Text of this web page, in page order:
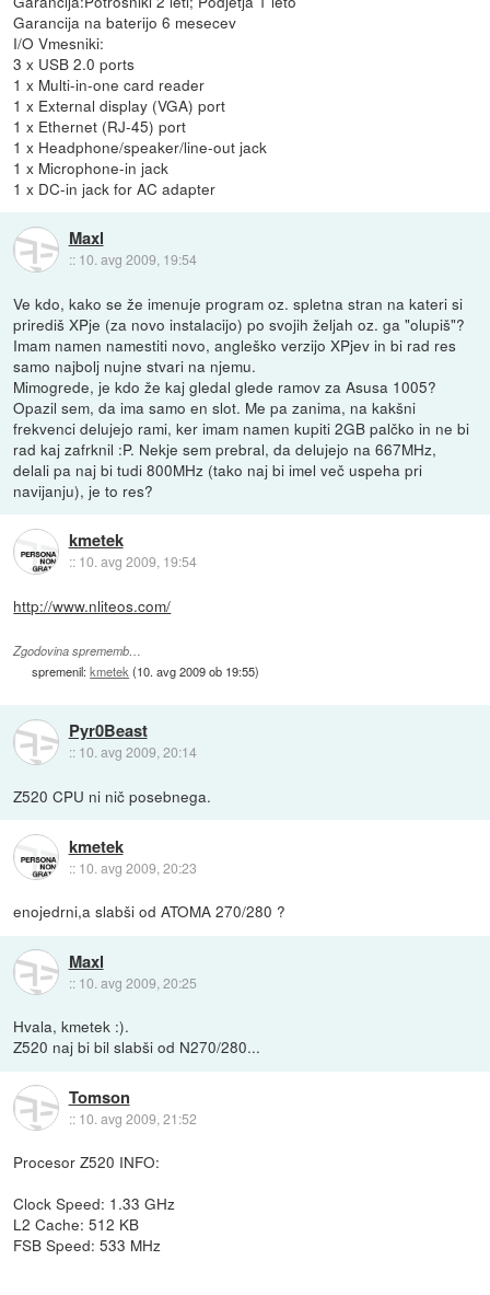
Garancija na baterijo 6 mesecev
I/O Vmesniki:
3 x USB 2.0 ports
1 x Multi-in-one card reader
1 x External display (VGA) port
1 x Ethernet (RJ-45) port
1 x Headphone/speaker/line-out jack
1 x Microphone-in jack
1 x DC-in jack for AC adapter
Maxl
:: 10. avg 2009, 19:54
Ve kdo, kako se že imenuje program oz. spletna stran na kateri si
prirediš XPje (za novo instalacijo) po svojih željah oz. ga "olupiš"?
Imam namen namestiti novo, angleško verzijo XPjev in bi rad res
samo najbolj nujne stvari na njemu.
Mimogrede, je kdo že kaj gledal glede ramov za Asusa 1005?
Opazil sem, da ima samo en slot. Me pa zanima, na kakšni
frekvenci delujejo rami, ker imam namen kupiti 2GB palčko in ne bi
rad kaj zafrknil :P. Nekje sem prebral, da delujejo na 667MHz,
delali pa naj bi tudi 800MHz (tako naj bi imel več uspeha pri
navijanju), je to res?
kmetek
:: 10. avg 2009, 19:54
http://www.nliteos.com/
Zgodovina sprememb…
spremenil:kmetek(10. avg 2009 ob 19:55)
Pyr0Beast
:: 10. avg 2009, 20:14
Z520 CPU ni nič posebnega.
kmetek
:: 10. avg 2009, 20:23
enojedrni,a slabši od ATOMA 270/280 ?
Maxl
:: 10. avg 2009, 20:25
Hvala, kmetek :).
Z520 naj bi bil slabši od N270/280...
Tomson
:: 10. avg 2009, 21:52
Procesor Z520 INFO:
Clock Speed: 1.33 GHz
L2 Cache: 512 KB
FSB Speed: 533 MHz